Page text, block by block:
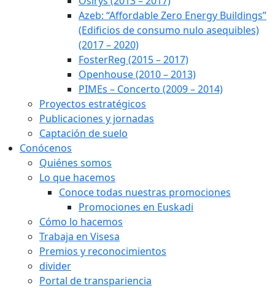
Azeb: “Affordable Zero Energy Buildings”
(Edificios de consumo nulo asequibles)
(2017 – 2020)
FosterReg (2015 – 2017)
Openhouse (2010 – 2013)
PIMEs – Concerto (2009 – 2014)
Proyectos estratégicos
Publicaciones y jornadas
Captación de suelo
Conócenos
Quiénes somos
Lo que hacemos
Conoce todas nuestras promociones
Promociones en Euskadi
Cómo lo hacemos
Trabaja en Visesa
Premios y reconocimientos
divider
Portal de transpariencia